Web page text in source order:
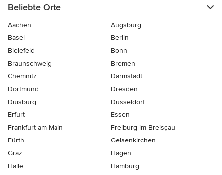
Beliebte Orte
Aachen
Augsburg
Basel
Berlin
Bielefeld
Bonn
Braunschweig
Bremen
Chemnitz
Darmstadt
Dortmund
Dresden
Duisburg
Düsseldorf
Erfurt
Essen
Frankfurt am Main
Freiburg-im-Breisgau
Fürth
Gelsenkirchen
Graz
Hagen
Halle
Hamburg